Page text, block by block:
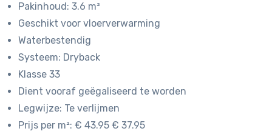
Pakinhoud: 3.6 m²
Geschikt voor vloerverwarming
Waterbestendig
Systeem: Dryback
Klasse 33
Dient vooraf geëgaliseerd te worden
Legwijze: Te verlijmen
Prijs per m²: € 43.95 € 37.95